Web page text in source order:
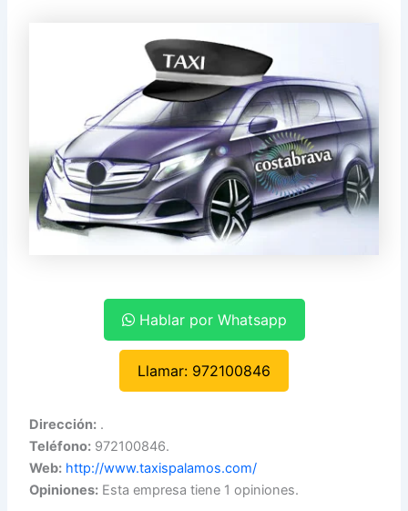
Hablar por Whatsapp
Llamar: 972100846
Dirección: .
Teléfono: 972100846.
Web: http://www.taxispalamos.com/
Opiniones: Esta empresa tiene 1 opiniones.